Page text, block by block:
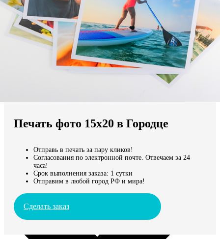
Мы доставляем по всему миру
Продолжить без города
Печать фото 15х20 в Городце
Отправь в печать за пару кликов!
Согласования по электронной почте. Отвечаем за 24
часа!
Срок выполнения заказа: 1 сутки
Отправим в любой город РФ и мира!
Сделать заказ